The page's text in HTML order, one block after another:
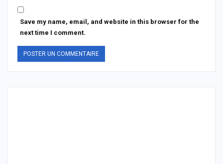
Save my name, email, and website in this browser for the
next time I comment.